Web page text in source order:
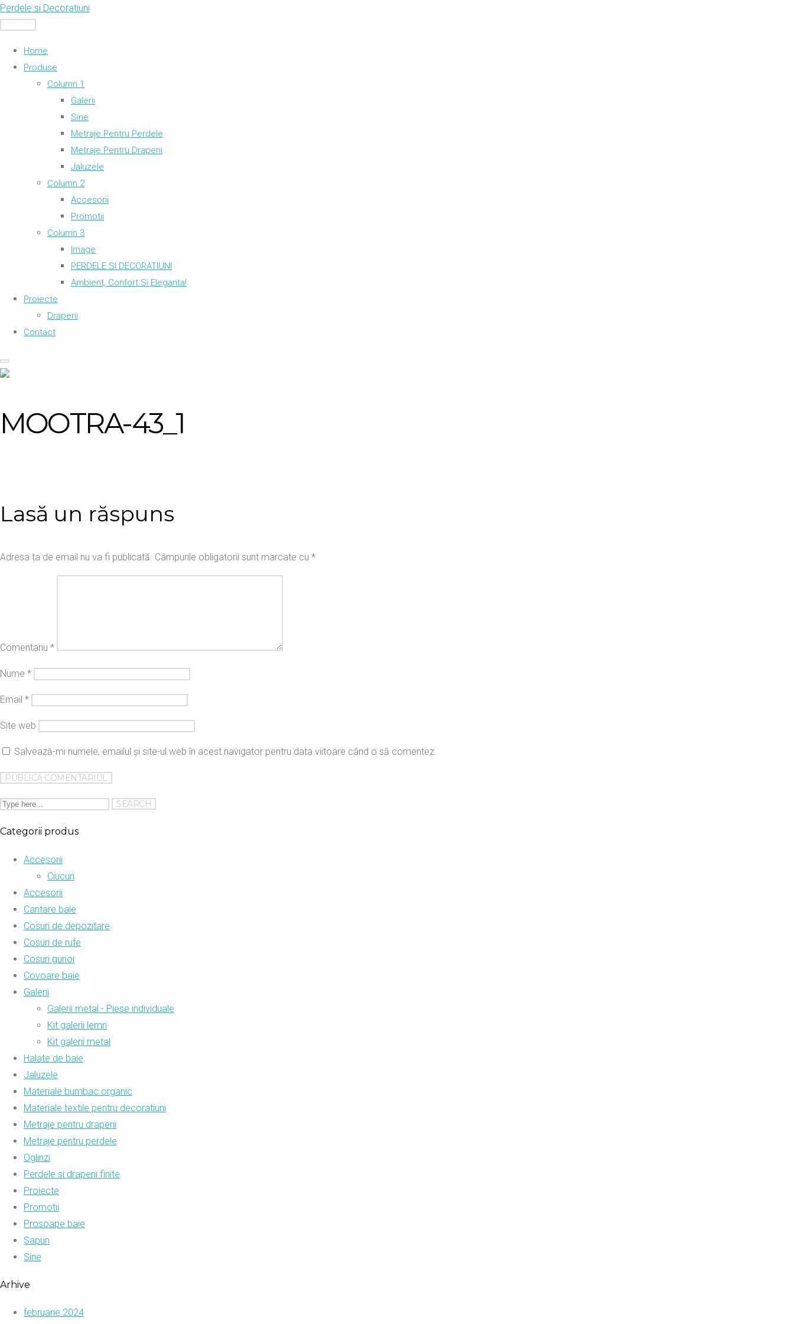
Skip
to
Perdele si Decoratiuni
Home
Produse
Column 1
Galerii
Sine
Metraje Pentru Perdele
Metraje Pentru Draperii
Jaluzele
Column 2
Accesorii
Promotii
Column 3
Image
PERDELE SI DECORATIUNI
Ambient, Confort Si Eleganta!
Proiecte
Draperii
Contact
MOOTRA-43_1
Lasă un răspuns
Adresa ta de email nu va fi publicată. Câmpurile obligatorii sunt marcate cu *
Comentariu *
Nume *
Email *
Site web
Salvează-mi numele, emailul și site-ul web în acest navigator pentru data viitoare când o să comentez.
Categorii produs
Accesorii
Ciucuri
Accesorii
Cantare baie
Cosuri de depozitare
Cosuri de rufe
Cosuri gunoi
Covoare baie
Galerii
Galerii metal - Piese individuale
Kit galerii lemn
Kit galerii metal
Halate de baie
Jaluzele
Materiale bumbac organic
Materiale textile pentru decoratiuni
Metraje pentru draperii
Metraje pentru perdele
Oglinzi
Perdele si draperii finite
Proiecte
Promotii
Prosoape baie
Sapun
Sine
Arhive
februarie 2024